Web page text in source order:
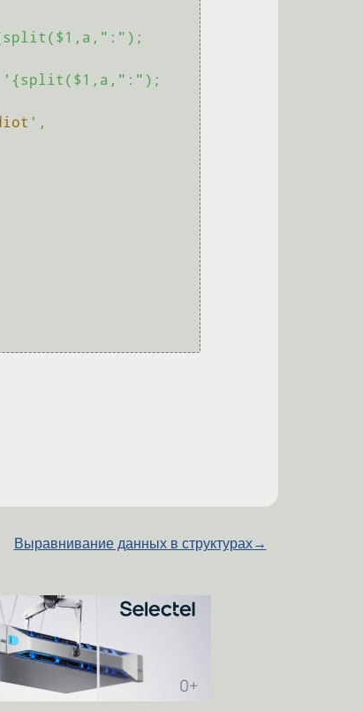
'{split($1,a,":");
',
Выравнивание данных в структурах→